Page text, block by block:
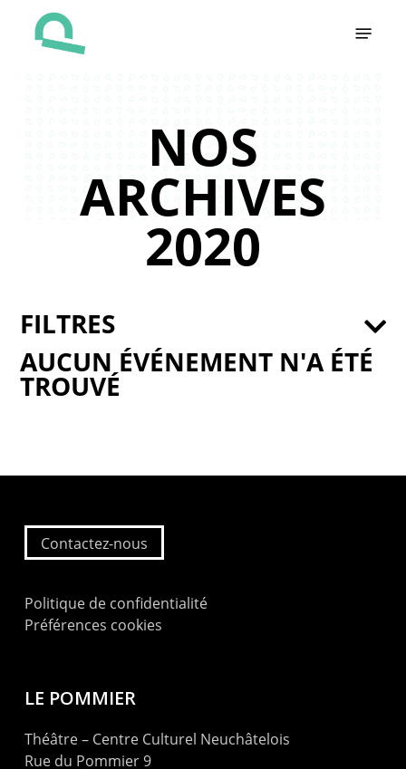
NOS
ARCHIVES
2020
AUCUN ÉVÉNEMENT N'A ÉTÉ
TROUVÉ
FILTRES
Contactez-nous
Politique de confidentialité
Préférences cookies
LE POMMIER
Théâtre – Centre Culturel Neuchâtelois
Rue du Pommier 9